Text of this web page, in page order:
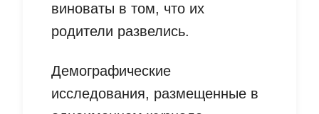
виноваты в том, что их
родители развелись.
Демографические
исследования, размещенные в